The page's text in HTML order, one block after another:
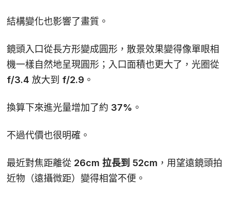
結構變化也影響了畫質。
鏡頭入口從長方形變成圓形，散景效果變得像單眼相
機一樣自然地呈現圓形；入口面積也更大了，光圈從
f/3.4 放大到 f/2.9。
換算下來進光量增加了約 37%。
不過代價也很明確。
最近對焦距離從 26cm 拉長到 52cm ，用望遠鏡頭拍
近物（遠攝微距）變得相當不便。